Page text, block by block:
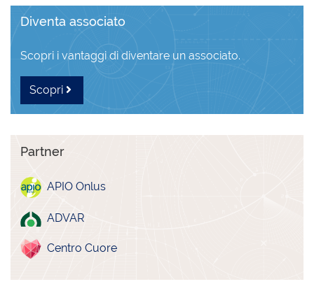
Diventa associato
Scopri i vantaggi di diventare un associato.
Scopri
Partner
APIO Onlus
ADVAR
Centro Cuore